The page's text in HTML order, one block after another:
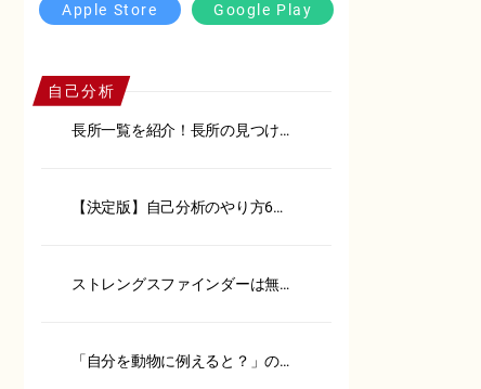
Apple Store
Google Play
自己分析
長所一覧を紹介！長所の見つけ方
【決定版】自己分析のやり方6
ストレングスファインダーは無
「自分を動物に例えると？」の回